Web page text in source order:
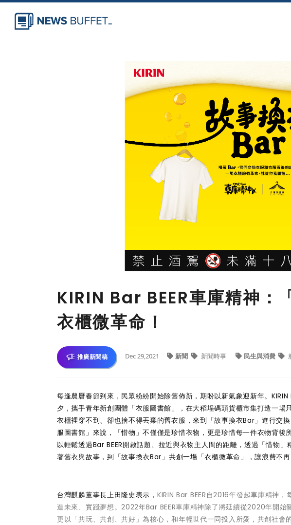
KIRIN Bar BEER車庫精神：
衣櫃微革命！
推廣新聞稿 Dec 29,2021 新聞 新聞時事 民生與消費
每逢農曆春節到來，民眾紛紛開始除舊佈新，期盼以新氣象迎新年。
夕，攜手青年新創團體「衣服圖書館」，在大稻埕碼頭貨櫃市集打造一
衣櫃裡穿不到、卻也捨不得丟棄的舊衣服，來到「故事換衣Bar」進行交
服圖書館」來說，「惜物」不僅僅是珍惜衣物，更是珍惜每一件衣物背
以輕鬆透過Bar BEER開啟話題、拉近與衣物主人間的距離，透過「惜物
著舊衣與故事，到「故事換衣Bar」共創一場「衣櫃微革命」，讓浪費不再
台灣麒麟董事長上田隆史表示， KIRIN Bar BEER自2016年發起車庫精神
造未來、實踐夢想。2022年Bar BEER車庫精神除了將延續從2020年開始
更以「共玩、共創、共好」為核心，和年輕世代一同投入所愛，共創社會